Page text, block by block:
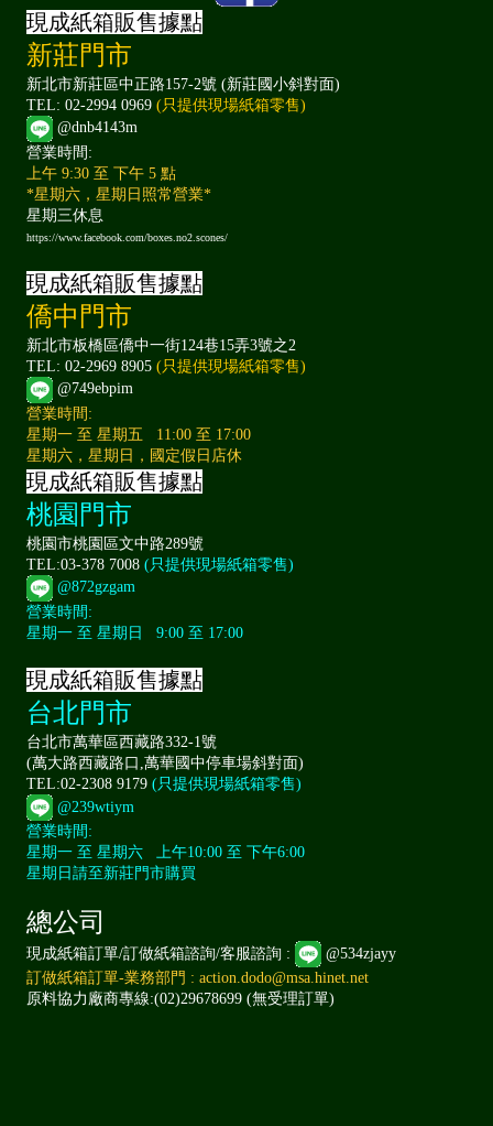
現成紙箱販售據點
新莊門市
新北市新莊區中正路157-2號 (新莊國小斜對面)
TEL: 02-2994 0969 (只提供現場紙箱零售)
@dnb4143m
營業時間:
上午 9:30 至 下午 5 點
*星期六，星期日照常營業*
星期三休息
https://www.facebook.com/boxes.no2.scones/
現成紙箱販售據點
僑中門市
新北市板橋區僑中一街124巷15弄3號之2
TEL: 02-2969 8905 (只提供現場紙箱零售)
@749ebpim
營業時間:
星期一 至 星期五 11:00 至 17:00
星期六，星期日，國定假日店休
現成紙箱販售據點
桃園門市
桃園市桃園區文中路289號
TEL:03-378 7008 (只提供現場紙箱零售)
@872gzgam
營業時間:
星期一 至 星期日 9:00 至 17:00
現成紙箱販售據點
台北門市
台北市萬華區西藏路332-1號
(萬大路西藏路口,萬華國中停車場斜對面)
TEL:02-2308 9179 (只提供現場紙箱零售)
@239wtiym
營業時間:
星期一 至 星期六 上午10:00 至 下午6:00
星期日請至新莊門市購買
總公司
現成紙箱訂單/訂做紙箱諮詢/客服諮詢 :
@534zjayy
訂做紙箱訂單-業務部門 : action.dodo@msa.hinet.net
原料協力廠商專線:(02)29678699 (無受理訂單)